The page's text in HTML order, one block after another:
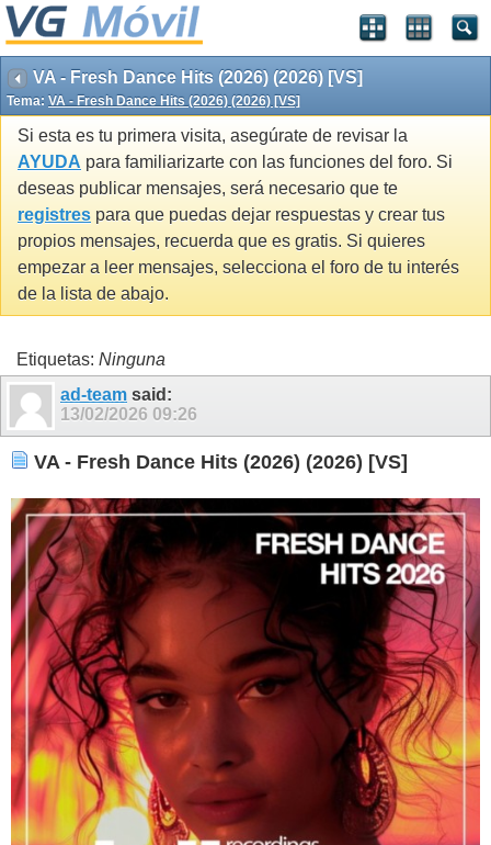
VA - Fresh Dance Hits (2026) (2026) [VS]
Tema: VA - Fresh Dance Hits (2026) (2026) [VS]
Si esta es tu primera visita, asegúrate de revisar la
AYUDA para familiarizarte con las funciones del foro. Si
deseas publicar mensajes, será necesario que te
registres para que puedas dejar respuestas y crear tus
propios mensajes, recuerda que es gratis. Si quieres
empezar a leer mensajes, selecciona el foro de tu interés
de la lista de abajo.
Etiquetas: Ninguna
ad-team said:
13/02/2026 09:26
VA - Fresh Dance Hits (2026) (2026) [VS]